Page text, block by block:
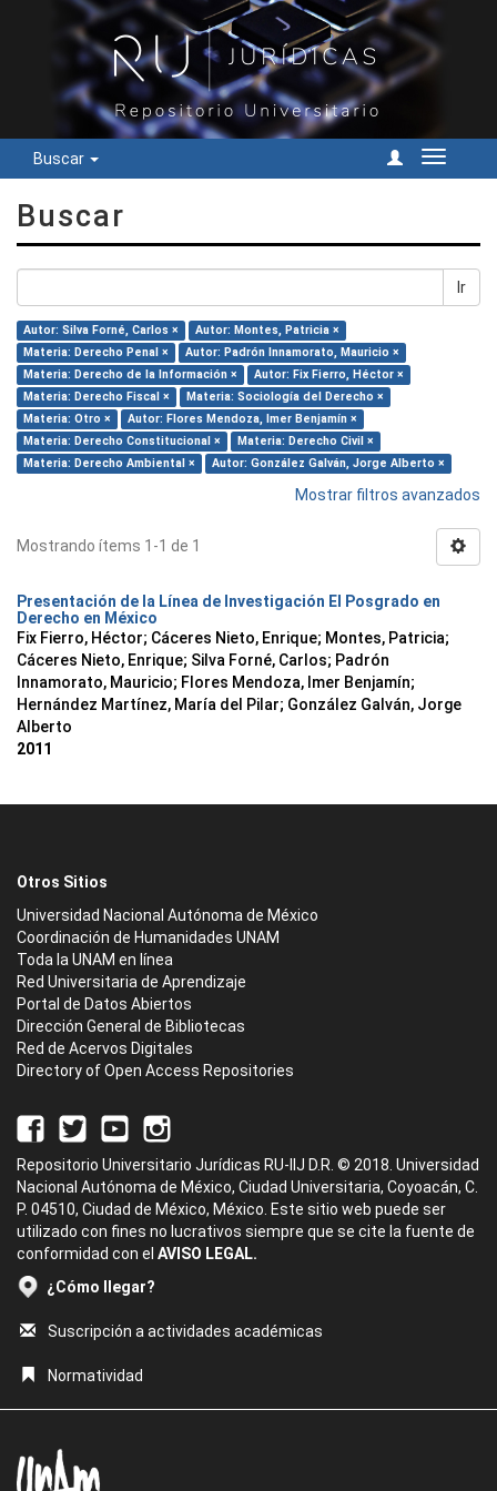
Buscar
Cambiar
Buscar
Ir
Autor: Silva Forné, Carlos ×
Autor: Montes, Patricia ×
Materia: Derecho Penal ×
Autor: Padrón Innamorato, Mauricio ×
Materia: Derecho de la Información ×
Autor: Fix Fierro, Héctor ×
Materia: Derecho Fiscal ×
Materia: Sociología del Derecho ×
Materia: Otro ×
Autor: Flores Mendoza, Imer Benjamín ×
Materia: Derecho Constitucional ×
Materia: Derecho Civil ×
Materia: Derecho Ambiental ×
Autor: González Galván, Jorge Alberto ×
Mostrar filtros avanzados
Mostrando ítems 1-1 de 1
Presentación de la Línea de Investigación El Posgrado en
Derecho en México
Fix Fierro, Héctor; Cáceres Nieto, Enrique; Montes, Patricia;
Cáceres Nieto, Enrique; Silva Forné, Carlos; Padrón
Innamorato, Mauricio; Flores Mendoza, Imer Benjamín;
Hernández Martínez, María del Pilar; González Galván, Jorge
Alberto
2011
Otros Sitios
Universidad Nacional Autónoma de México
Coordinación de Humanidades UNAM
Toda la UNAM en línea
Red Universitaria de Aprendizaje
Portal de Datos Abiertos
Dirección General de Bibliotecas
Red de Acervos Digitales
Directory of Open Access Repositories
Repositorio Universitario Jurídicas RU-IIJ D.R. © 2018. Universidad
Nacional Autónoma de México, Ciudad Universitaria, Coyoacán, C.
P. 04510, Ciudad de México, México. Este sitio web puede ser
utilizado con fines no lucrativos siempre que se cite la fuente de
conformidad con el AVISO LEGAL.
¿Cómo llegar?
Suscripción a actividades académicas
Normatividad